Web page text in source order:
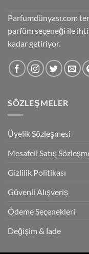
Parfumdünyası.com
parfüm seçeneği ile
kadar getiriyor.
SÖZLEŞMELER
Üyelik Sözleşmesi
Mesafeli Satış
Gizlilik Politikası
Güvenli Alışveriş
Ödeme Seçenekleri
Değişim & İade